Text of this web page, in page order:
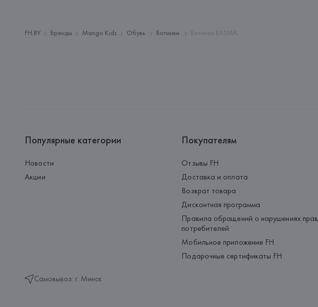
FH.BY Бренды Mango Kids Обувь Ботинки Ботинки BASMA
Популярные категории
Новости
Акции
Самовывоз: г. Минск
Покупателям
Отзывы FH
Доставка и оплата
Возврат товара
Дисконтная программа
Правила обращений о нарушениях прав
потребителей
Мобильное приложение FH
Подарочные сертификаты FH